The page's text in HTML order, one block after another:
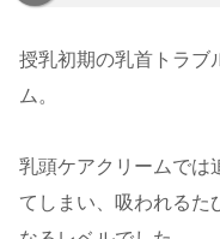
授乳初期の乳首トラブ
ム。
乳頭ケアクリームでは
てしまい、吸われる